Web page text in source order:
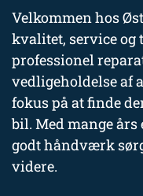
Velkommen hos
kvalitet, service
professionel
vedligeholdelse af
fokus på at finde
bil. Med mange
godt håndværk
videre.